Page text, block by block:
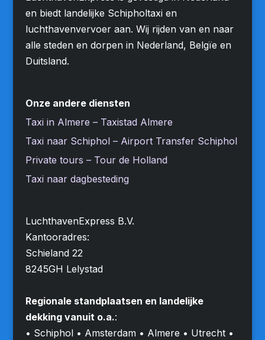
en biedt landelijke Schipholtaxi en
luchthavenvervoer aan. Wij rijden van en naar
alle steden en dorpen in Nederland, Belgïe en
Duitsland.
Onze andere diensten
Taxi in Almere – Taxistad Almere
Taxi naar Schiphol – Airport Transfer Schiphol
Private tours – Tour de Holland
Taxi naar dagbesteding
LuchthavenExpress B.V.
Kantooradres:
Schieland 22
8245GH Lelystad
Regionale standplaatsen en landelijke
dekking vanuit o.a.:
• Schiphol • Amsterdam • Almere • Utrecht •